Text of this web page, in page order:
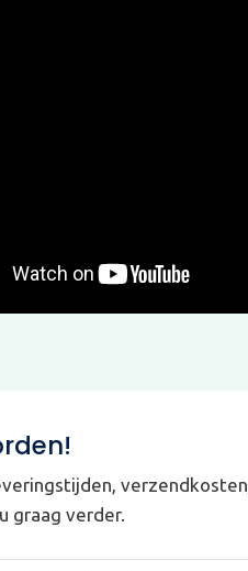
verzendkosten,
graag verder.